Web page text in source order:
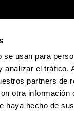
se usan para
analizar el
partners de
otra
haya hecho de